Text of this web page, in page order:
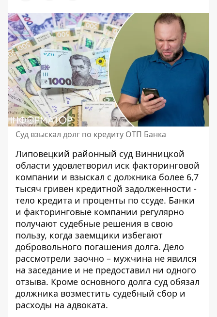
Суд взыскал долг по кредиту ОТП Банка
Липовецкий районный суд Винницкой
области удовлетворил иск факторинговой
компании и взыскал с должника более 6,7
тысяч гривен кредитной задолженности -
тело кредита и проценты по ссуде. Банки
и факторинговые компании регулярно
получают судебные решения в свою
пользу, когда заемщики избегают
добровольного погашения долга. Дело
рассмотрели заочно – мужчина не явился
на заседание и не предоставил ни одного
отзыва. Кроме основного долга суд обязал
должника возместить судебный сбор и
расходы на адвоката.